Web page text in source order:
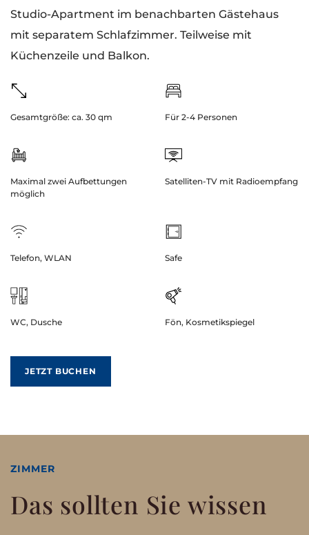
Studio-Apartment im benachbarten Gästehaus
mit separatem Schlafzimmer. Teilweise mit
Küchenzeile und Balkon.
Gesamtgröße: ca. 30 qm Für 2-4 Personen
Maximal zwei Aufbettungen
möglich
Satelliten-TV mit Radioempfang
Telefon, WLAN Safe
WC, Dusche Fön, Kosmetikspiegel
JETZT BUCHEN
ZIMMER
Das sollten Sie wissen